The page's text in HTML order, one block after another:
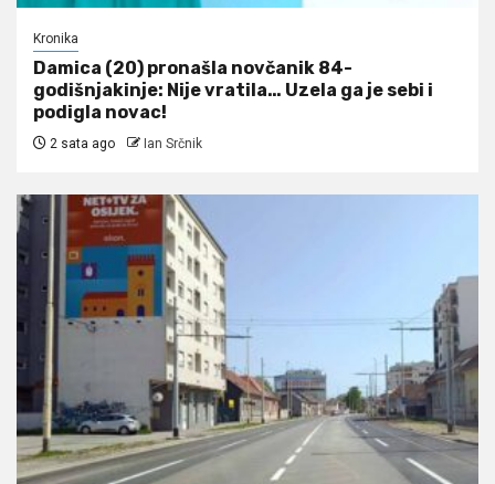
Kronika
Damica (20) pronašla novčanik 84-
godišnjakinje: Nije vratila… Uzela ga je sebi i
podigla novac!
2 sata ago Ian Srčnik